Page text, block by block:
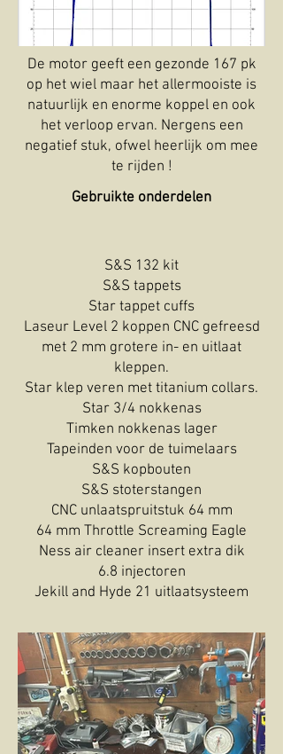
De motor geeft een gezonde 167 pk
op het wiel maar het allermooiste is
natuurlijk en enorme koppel en ook
het verloop ervan. Nergens een
negatief stuk, ofwel heerlijk om mee
te rijden !
Gebruikte onderdelen
S&S 132 kit
S&S tappets
Star tappet cuffs
Laseur Level 2 koppen CNC gefreesd
met 2 mm grotere in- en uitlaat
kleppen.
Star klep veren met titanium collars.
Star 3/4 nokkenas
Timken nokkenas lager
Tapeinden voor de tuimelaars
S&S kopbouten
S&S stoterstangen
CNC unlaatspruitstuk 64 mm
64 mm Throttle Screaming Eagle
Ness air cleaner insert extra dik
6.8 injectoren
Jekill and Hyde 21 uitlaatsysteem